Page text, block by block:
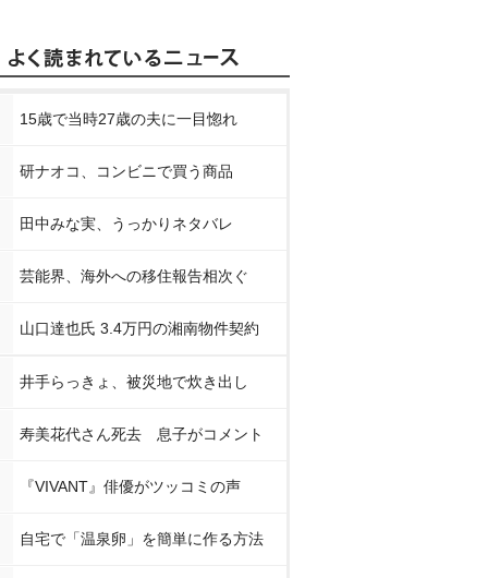
15歳で当時27歳の夫に一目惚れ
研ナオコ、コンビニで買う商品
田中みな実、うっかりネタバレ
芸能界、海外への移住報告相次ぐ
山口達也氏 3.4万円の湘南物件契約
井手らっきょ、被災地で炊き出し
寿美花代さん死去 息子がコメント
『VIVANT』俳優がツッコミの声
自宅で「温泉卵」を簡単に作る方法